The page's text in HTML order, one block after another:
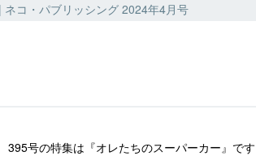
ネコ・パブリッシング 2024年4月号
395号の特集は『オレたちのスーパーカー』です